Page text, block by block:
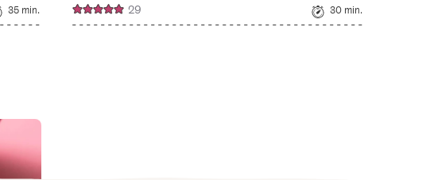
35 min. 29 30 min.